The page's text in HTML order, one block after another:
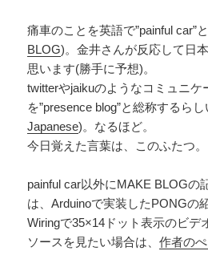
痛車のことを英語で”painful car”
BLOG)。金井さんが反応して日
思います(勝手に予想)。
twitterやjaikuのようなコミュニケ
を”presence blog”と総称するら
Japanese)。なるほど。
今日覚えた言葉は、このふたつ。
painful car以外にMAKE BLOGの
は、Arduinoで実装したPONGの
Wiringで35×14ドット表示のビデ
ソースを見たい場合は、作者の